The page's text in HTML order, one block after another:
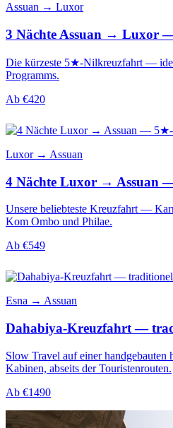
Assuan → Luxor
3 Nächte Assuan → Luxor
Die kürzeste 5★-Nilkreuzfahrt —
Programms.
Ab €420
Luxor → Assuan
4 Nächte Luxor → Assuan
Unsere beliebteste Kreuzfahrt —
Kom Ombo und Philae.
Ab €549
Esna → Assuan
Dahabiya-Kreuzfahrt —
Slow Travel auf einer
Kabinen, abseits der Touristenrouten.
Ab €1490